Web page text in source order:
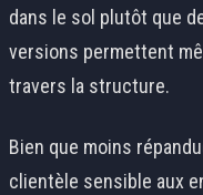
dans le sol plutôt que
versions permettent
travers la structure.
Bien que moins
clientèle sensible aux